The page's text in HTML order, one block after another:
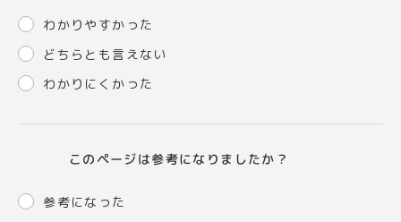
わかりやすかった
どちらとも言えない
わかりにくかった
このページは参考になりましたか？
参考になった